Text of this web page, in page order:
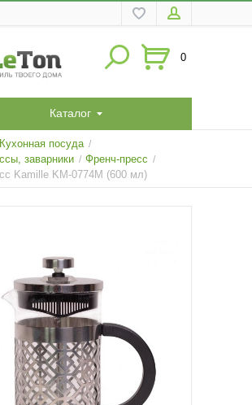
0
Каталог
Кухонная посуда /
заварники / Френч-пресс /
Kamille KM-0774M (600 мл)